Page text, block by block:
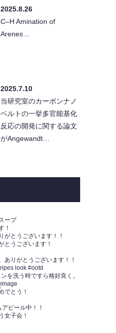
2025.8.26
C–H Amination of
Arenes…
2025.7.10
当研究室のカーボンナノ
ベルトの一挙多官能基化
反応の開発に関する論文
がAngewandt…